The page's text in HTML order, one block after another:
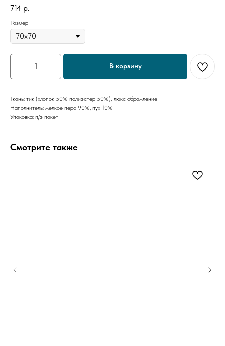
714 р.
Размер
В корзину
Ткань: тик (хлопок 50% полиэстер 50%), люкс обрамление
Наполнитель: мелкое перо 90%, пух 10%
Упаковка: п/э пакет
Смотрите также